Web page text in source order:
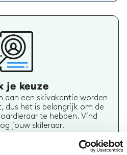
je keuze
aan een skivakantie worden
dus het is belangrijk om de
te hebben. Vind
jouw skileraar.